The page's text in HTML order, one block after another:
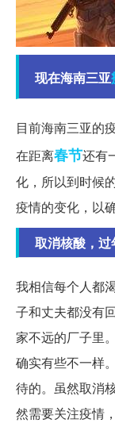
现在海南三亚
目前海南三亚的
在距离春节还有
化，所以到时候
疫情的变化，以
取消核酸，
我相信每个人都
子和丈夫都没有
家不远的厂子里
确实有些不一样
待的。虽然取消
然需要关注疫情